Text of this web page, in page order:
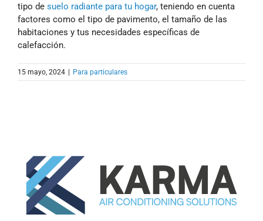
tipo de suelo radiante para tu hogar, teniendo en cuenta
factores como el tipo de pavimento, el tamaño de las
habitaciones y tus necesidades específicas de
calefacción.
15 mayo, 2024 Para particulares